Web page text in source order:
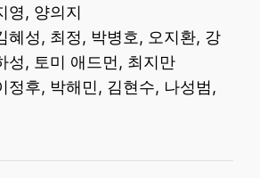
영, 양의지
혜성, 최정, 박병호, 오지환, 강
성, 토미 애드먼, 최지만
정후, 박해민, 김현수, 나성범,